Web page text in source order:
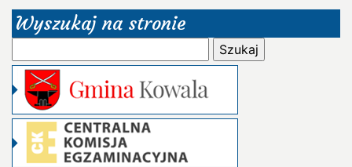
Wyszukaj na stronie